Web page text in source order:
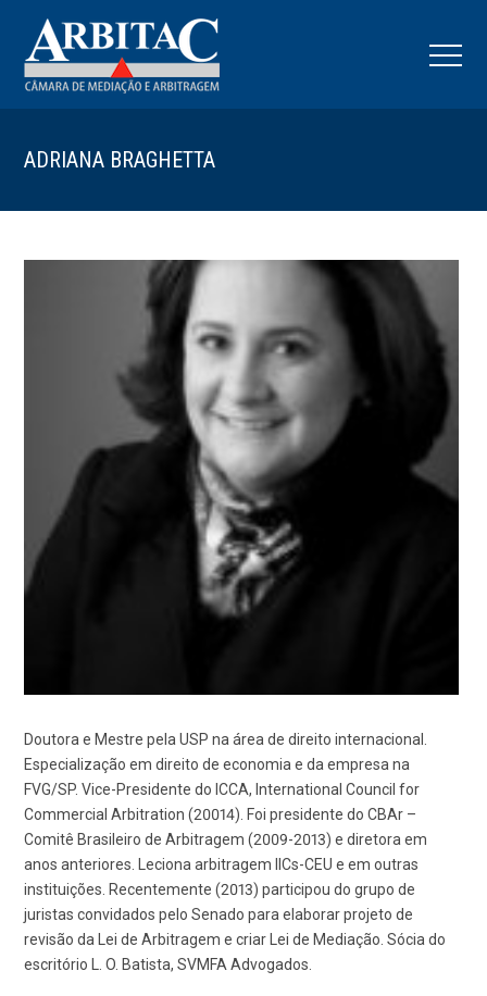
ADRIANA BRAGHETTA
Doutora e Mestre pela USP na área de direito internacional.
Especialização em direito de economia e da empresa na
FVG/SP. Vice-Presidente do ICCA, International Council for
Commercial Arbitration (20014). Foi presidente do CBAr –
Comitê Brasileiro de Arbitragem (2009-2013) e diretora em
anos anteriores. Leciona arbitragem IICs-CEU e em outras
instituições. Recentemente (2013) participou do grupo de
juristas convidados pelo Senado para elaborar projeto de
revisão da Lei de Arbitragem e criar Lei de Mediação. Sócia do
escritório L. O. Batista, SVMFA Advogados.